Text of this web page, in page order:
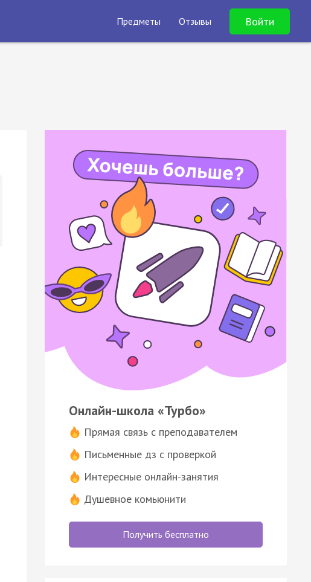
Предметы Отзывы Войти
Онлайн-школа «Турбо»
Прямая связь с преподавателем
Письменные дз с проверкой
Интересные онлайн-занятия
Душевное комьюнити
Получить бесплатно